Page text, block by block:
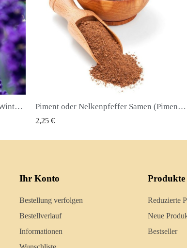
Piment oder Nelkenpfeffer Samen (Pimenta dioica) QUICK VIEW
2,50 €
Ihr Konto
Bestellung verfolgen
Bestellverlauf
Informationen
Produkte
Reduzierte
Neue
Bestseller